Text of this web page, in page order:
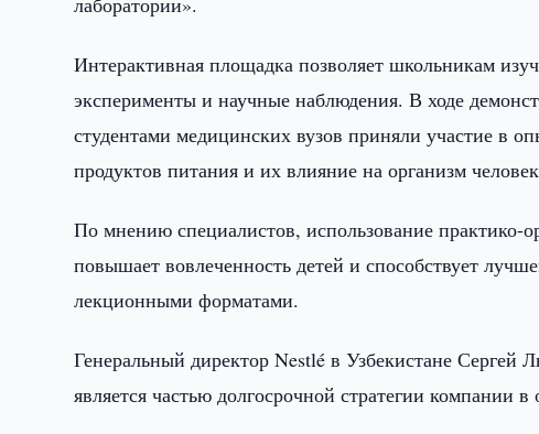
Интерактивная площадка позволяет школьникам
эксперименты и научные наблюдения. В ходе
студентами медицинских вузов приняли участие в
продуктов питания и их влияние на организм
По мнению специалистов, использование практико-
повышает вовлеченность детей и способствует
лекционными форматами.
Генеральный директор Nestlé в Узбекистане
является частью долгосрочной стратегии компании в